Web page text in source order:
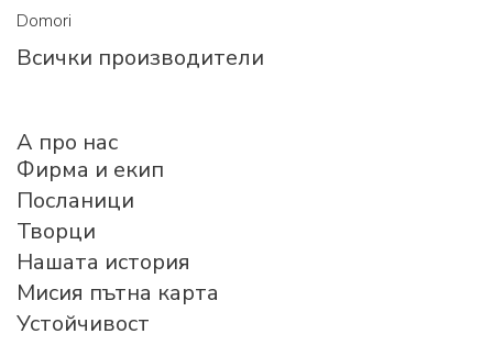
Domori
Всички производители
A про нас
Фирма и екип
Посланици
Творци
Нашата история
Мисия пътна карта
Устойчивост